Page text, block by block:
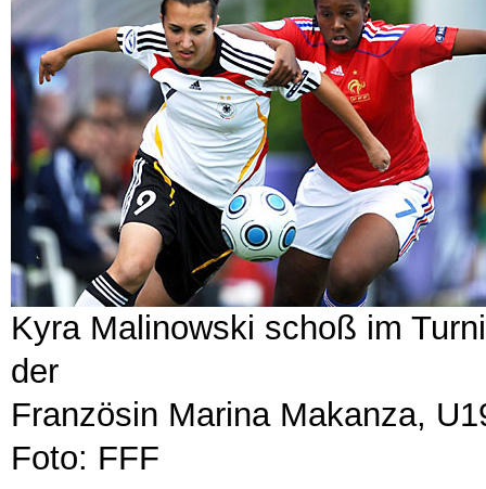
Kyra Malinowski schoß im
der
Französin Marina Makanza,
Foto: FFF